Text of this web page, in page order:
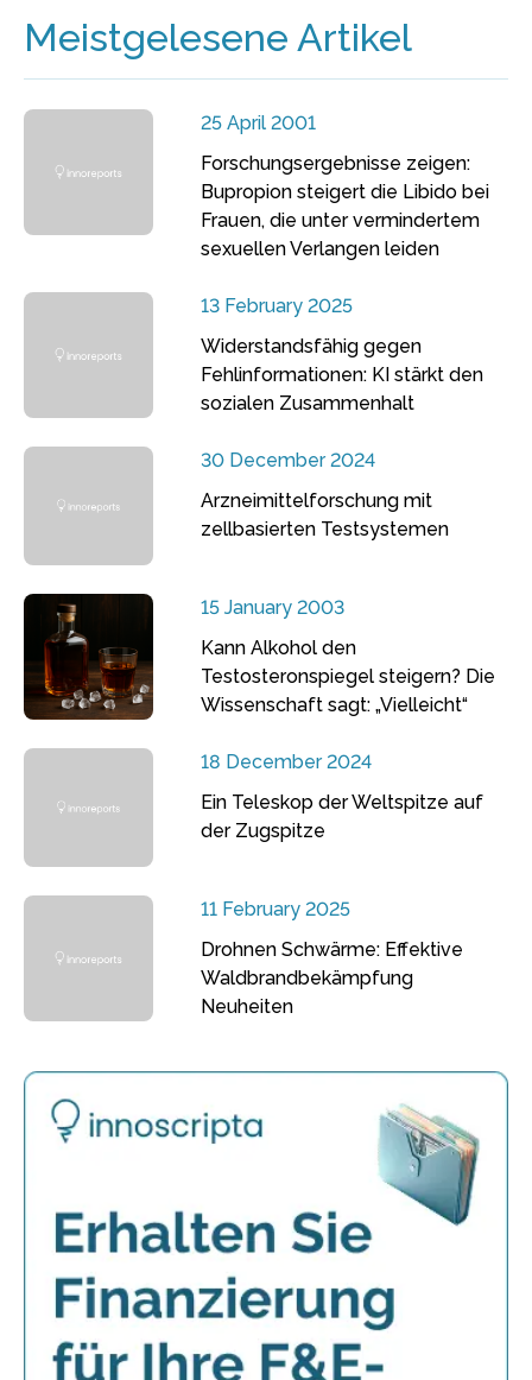
Meistgelesene Artikel
25 April 2001
Forschungsergebnisse zeigen:
Bupropion steigert die Libido bei
Frauen, die unter vermindertem
sexuellen Verlangen leiden
13 February 2025
Widerstandsfähig gegen
Fehlinformationen: KI stärkt den
sozialen Zusammenhalt
30 December 2024
Arzneimittelforschung mit
zellbasierten Testsystemen
15 January 2003
Kann Alkohol den
Testosteronspiegel steigern? Die
Wissenschaft sagt: „Vielleicht“
18 December 2024
Ein Teleskop der Weltspitze auf
der Zugspitze
11 February 2025
Drohnen Schwärme: Effektive
Waldbrandbekämpfung
Neuheiten